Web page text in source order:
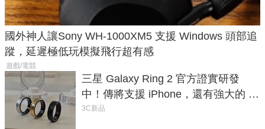
國外神人讓Sony WH-1000XM5 支援 Windows 頭部追
蹤，延遲極低玩模擬飛行超有感
遊戲/電競
三星 Galaxy Ring 2 官方證實研發
中！傳將支援 iPhone，還有強大的 AI
與智慧家電連動功能
3C新品